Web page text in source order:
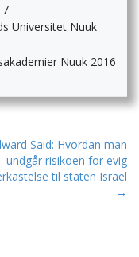
Universitet Nuuk
Nuuk 2016
Said: Hvordan man
undgår risikoen for evig
til staten Israel
→